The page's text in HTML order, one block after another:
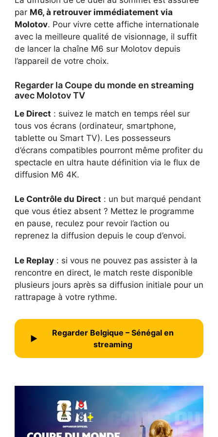
par M6, à retrouver immédiatement via
Molotov. Pour vivre cette affiche internationale
avec la meilleure qualité de visionnage, il suffit
de lancer la chaîne M6 sur Molotov depuis
l’appareil de votre choix.
Regarder la Coupe du monde en streaming
avec Molotov TV
Le Direct : suivez le match en temps réel sur
tous vos écrans (ordinateur, smartphone,
tablette ou Smart TV). Les possesseurs
d’écrans compatibles pourront même profiter du
spectacle en ultra haute définition via le flux de
diffusion M6 4K.
Le Contrôle du Direct : un but marqué pendant
que vous étiez absent ? Mettez le programme
en pause, reculez pour revoir l’action ou
reprenez la diffusion depuis le coup d’envoi.
Le Replay : si vous ne pouvez pas assister à la
rencontre en direct, le match reste disponible
plusieurs jours après sa diffusion initiale pour un
rattrapage à votre rythme.
▶
Regarder Belgique – Sénégal en
streaming